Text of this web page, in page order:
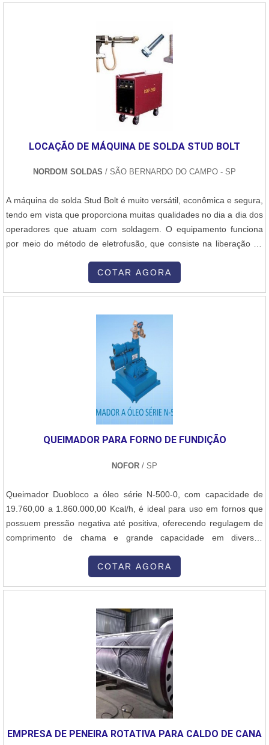
precisão.A companhia visa garantir a satisfação dos clientes
empresa que tem sido apontada de forma positiva no mercado por
toda seriedade e qualidade, o que garante uma entrega de
excelência de ponta a ponta..
LOCAÇÃO DE MÁQUINA DE SOLDA STUD BOLT
NORDOM SOLDAS / SÃO BERNARDO DO CAMPO - SP
A máquina de solda Stud Bolt é muito versátil, econômica e segura,
tendo em vista que proporciona muitas qualidades no dia a dia dos
operadores que atuam com soldagem. O equipamento funciona
por meio do método de eletrofusão, que consiste na liberação de
parafusos, pinos, porcas e demais itens metálicos. Com isso, há a
COTAR AGORA
QUEIMADOR PARA FORNO DE FUNDIÇÃO
NOFOR / SP
Queimador Duobloco a óleo série N-500-0, com capacidade de
19.760,00 a 1.860.000,00 Kcal/h, é ideal para uso em fornos que
possuem pressão negativa até positiva, oferecendo regulagem de
comprimento de chama e grande capacidade em diversas
geradores de ar quente.A Nofor, empresa nacional desde 1965, é
combustão industrial, como sensores de chama, eletrodos,
cavaletes de gás, ventiladores centrifugos de ar, reguladores de
pressão de óleo e gás, válvulas para óleo, ar e gás, entre muitos
outros produtos. A empresa também executa projetos de peças e
queimadores especiais de acordo com a necessidade do cliente,
atendendo em todo o Brasil e exportando para outros países.
COTAR AGORA
EMPRESA DE PENEIRA ROTATIVA PARA CALDO DE CANA